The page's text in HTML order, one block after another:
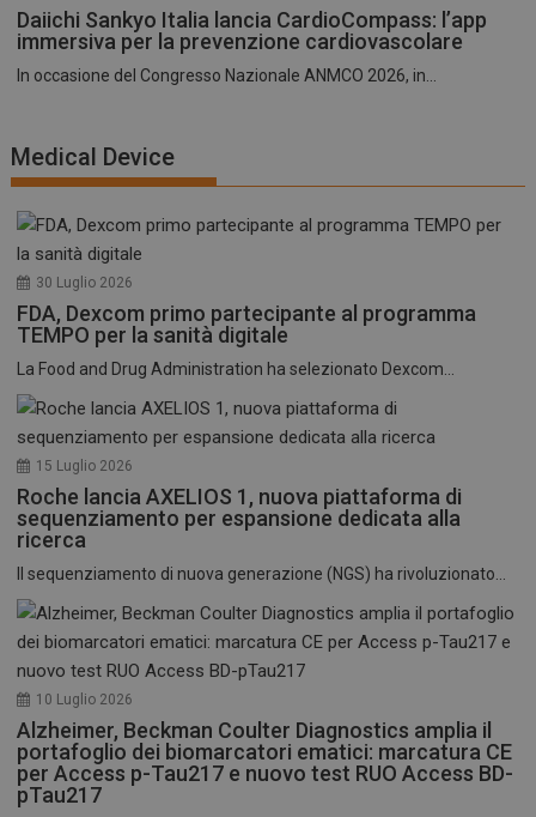
Daiichi Sankyo Italia lancia CardioCompass: l’app
immersiva per la prevenzione cardiovascolare
In occasione del Congresso Nazionale ANMCO 2026, in...
Medical Device
30 Luglio 2026
FDA, Dexcom primo partecipante al programma
TEMPO per la sanità digitale
La Food and Drug Administration ha selezionato Dexcom...
15 Luglio 2026
Roche lancia AXELIOS 1, nuova piattaforma di
sequenziamento per espansione dedicata alla
ricerca
Il sequenziamento di nuova generazione (NGS) ha rivoluzionato...
10 Luglio 2026
Alzheimer, Beckman Coulter Diagnostics amplia il
portafoglio dei biomarcatori ematici: marcatura CE
per Access p-Tau217 e nuovo test RUO Access BD-
pTau217